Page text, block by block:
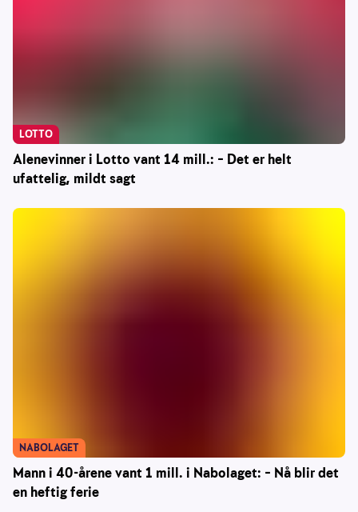
Alenevinner i Lotto vant 14 mill.: – Det er helt
ufattelig, mildt sagt
LOTTO
Mann i 40-årene vant 1 mill. i Nabolaget: – Nå blir det
en heftig ferie
NABOLAGET